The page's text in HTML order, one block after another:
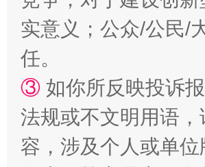
实意义；公众/公民/
任。
③ 如你所反映投诉
法规或不文明用语
容，涉及个人或单